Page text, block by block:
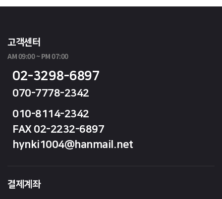
고객센터
AM 09:00 ~ PM 07:00
02-3298-6897
070-7778-2342
010-8114-2342
FAX 02-2232-6897
hynki1004@hanmail.net
결제계좌